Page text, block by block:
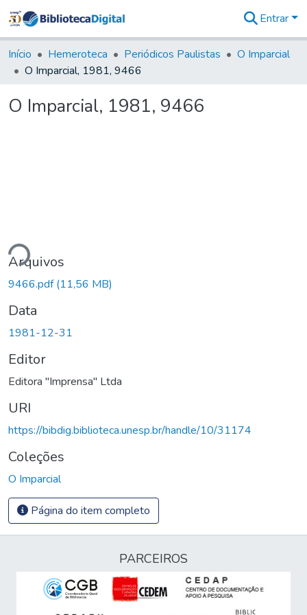
&
Coleções
Tudo na
Digital
Entrar
Início Hemeroteca Periódicos Paulistas
O Imparcial
O Imparcial, 1981, 9466
O Imparcial, 1981, 9466
Arquivos
9466.pdf(11,56 MB)
Data
1981-12-31
Editor
Editora "Imprensa" Ltda
URI
https://bibdig.biblioteca.unesp.br/handle/10/31174
Coleções
O Imparcial
Página do item completo
PARCEIROS